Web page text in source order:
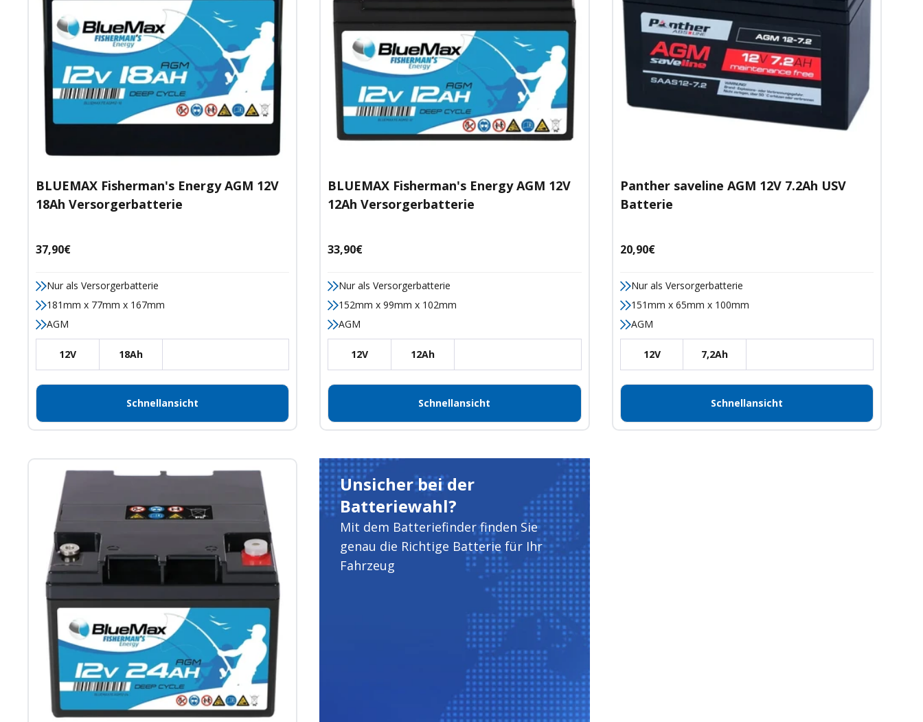
BLUEMAX Fisherman's Energy AGM 12V
18Ah Versorgerbatterie
Angebotspreis
37,90€
Nur als Versorgerbatterie
181mm x 77mm x 167mm
AGM
12V 18Ah
Schnellansicht
BLUEMAX Fisherman's Energy AGM 12V
12Ah Versorgerbatterie
Angebotspreis
33,90€
Nur als Versorgerbatterie
152mm x 99mm x 102mm
AGM
12V 12Ah
Schnellansicht
Panther saveline AGM 12V 7.2Ah USV
Batterie
Angebotspreis
20,90€
Nur als Versorgerbatterie
151mm x 65mm x 100mm
AGM
12V 7,2Ah
Schnellansicht
Unsicher bei der
Batteriewahl?
Mit dem Batteriefinder finden Sie
genau die Richtige Batterie für Ihr
Fahrzeug